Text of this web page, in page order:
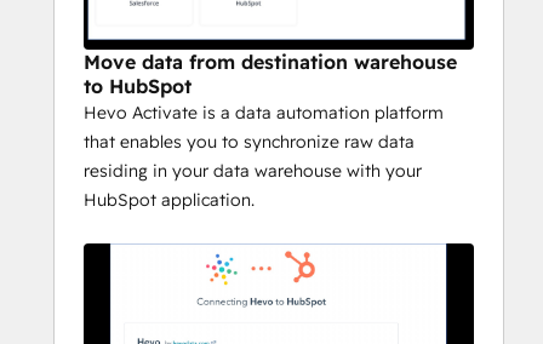
records to be synchronized with HubSpot
are also identified and fetched in this stage.
Transformation: In the Transformation
stage, the records from the Warehouse that
are to be synchronized are transformed as
per the HubSpot schema. This stage is
marked as complete when it triggers the
Loading stage.
Move data from destination warehouse
to HubSpot
Hevo Activate is a data automation platform
that enables you to synchronize raw data
residing in your data warehouse with your
HubSpot application.